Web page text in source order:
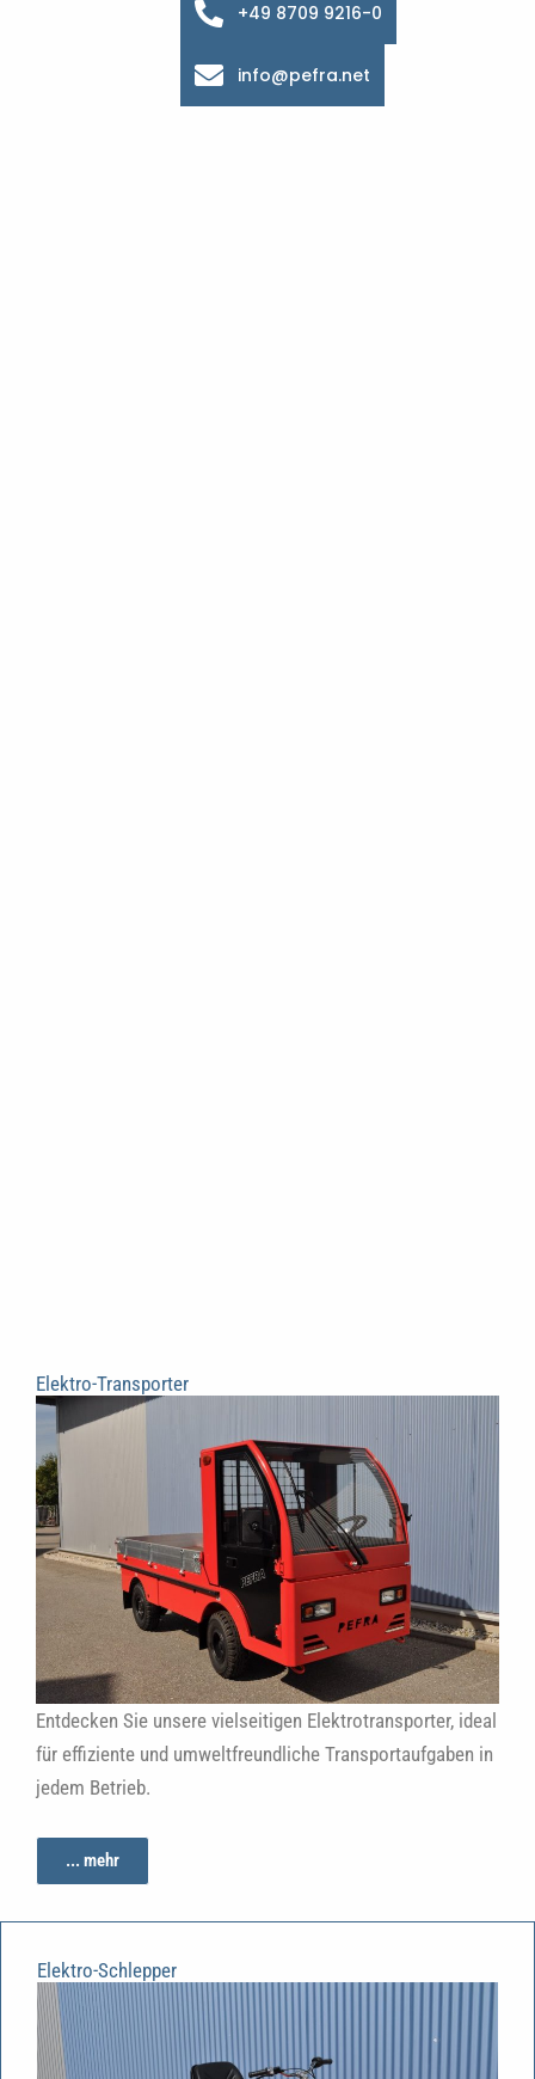
Elektro-Transporter
Entdecken Sie unsere vielseitigen Elektrotransporter, ideal
für effiziente und umweltfreundliche Transportaufgaben in
jedem Betrieb.
... mehr
Elektro-Schlepper
+49 8709 9216-0
info@pefra.net